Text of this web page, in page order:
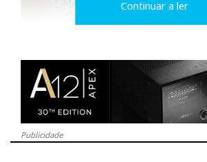
Continuar a ler
Publicidade